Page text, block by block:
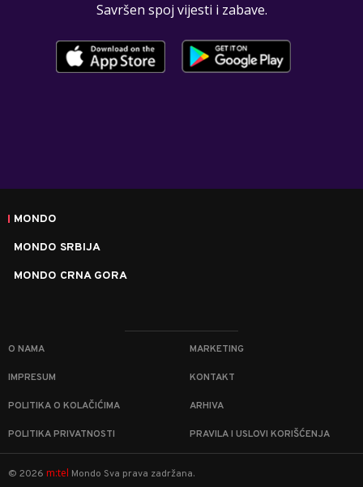
Savršen spoj vijesti i zabave.
MONDO
MONDO SRBIJA
MONDO CRNA GORA
O NAMA MARKETING
IMPRESUM KONTAKT
POLITIKA O KOLAČIĆIMA ARHIVA
POLITIKA PRIVATNOSTI PRAVILA I USLOVI KORIŠĆENJA
© 2026 m:tel Mondo Sva prava zadržana.